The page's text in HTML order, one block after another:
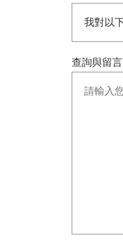
查詢與留言